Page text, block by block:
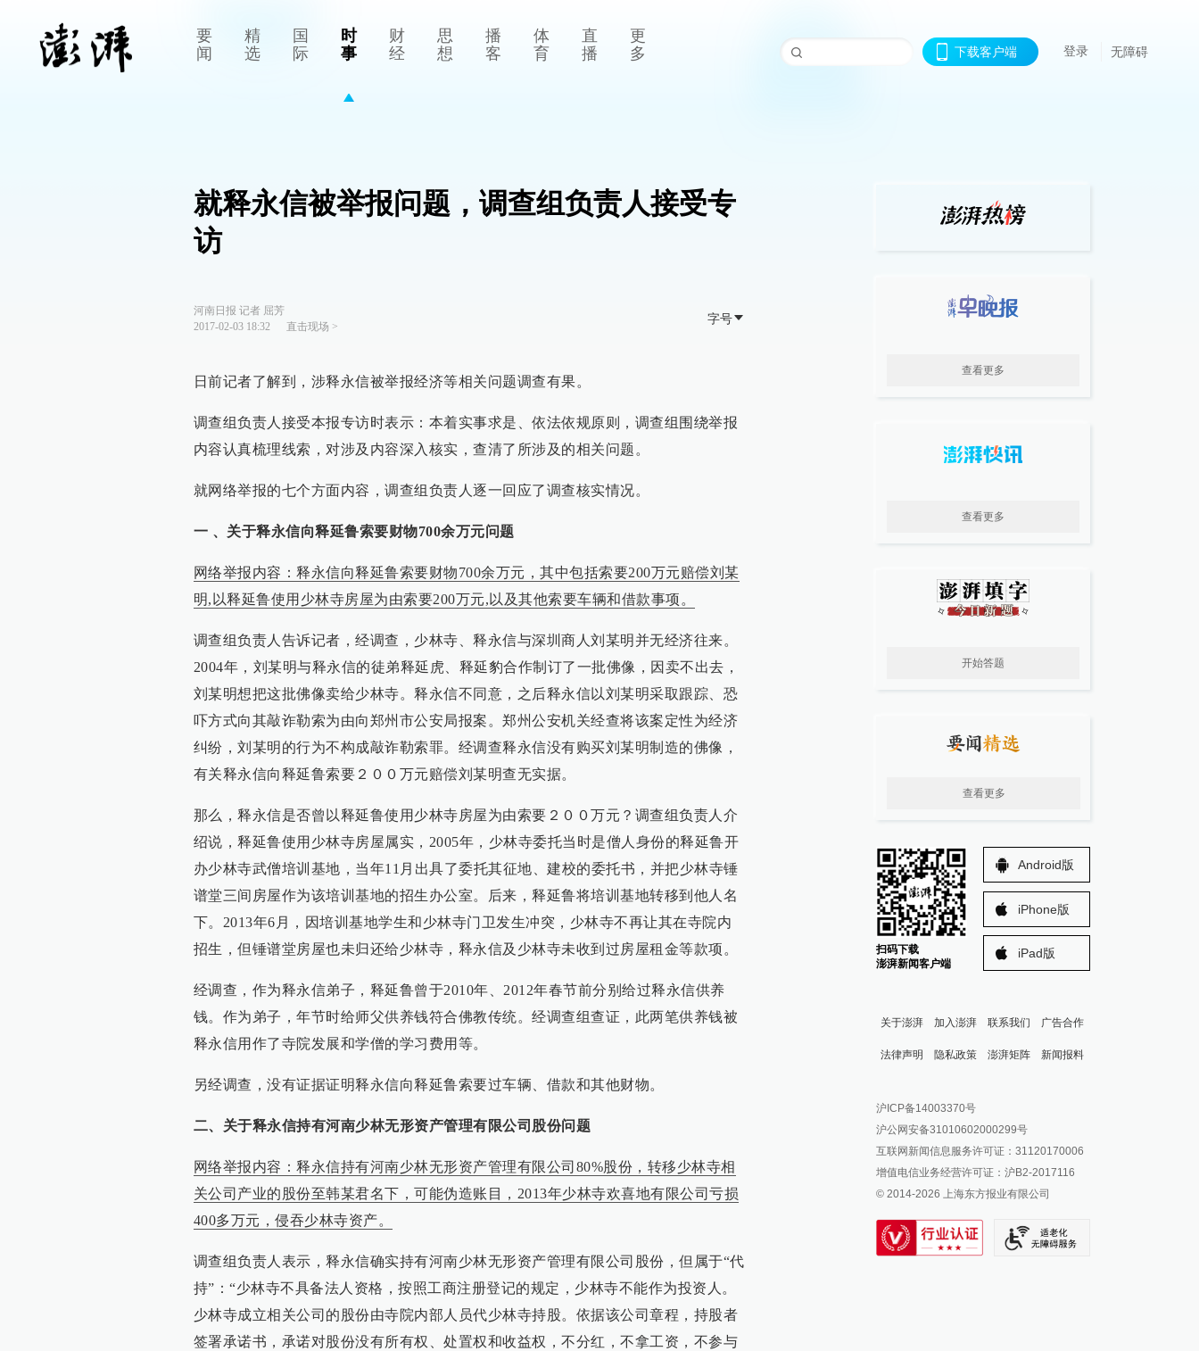
要
闻
精
选
国
际
时
事
财
经
思
想
播
客
体
育
直
播
更
多
下载客户端 登录 无障碍
就释永信被举报问题，调查组负责人接受专
访
河南日报 记者 屈芳
2017-02-03 18:32
直击现场 >
字号
日前记者了解到，涉释永信被举报经济等相关问题调查有果。
调查组负责人接受本报专访时表示：本着实事求是、依法依规原则，调查组围绕举报
内容认真梳理线索，对涉及内容深入核实，查清了所涉及的相关问题。
就网络举报的七个方面内容，调查组负责人逐一回应了调查核实情况。
一 、关于释永信向释延鲁索要财物700余万元问题
网络举报内容：释永信向释延鲁索要财物700余万元，其中包括索要200万元赔偿刘某
明,以释延鲁使用少林寺房屋为由索要200万元,以及其他索要车辆和借款事项。
调查组负责人告诉记者，经调查，少林寺、释永信与深圳商人刘某明并无经济往来。
2004年，刘某明与释永信的徒弟释延虎、释延豹合作制订了一批佛像，因卖不出去，
刘某明想把这批佛像卖给少林寺。释永信不同意，之后释永信以刘某明采取跟踪、恐
吓方式向其敲诈勒索为由向郑州市公安局报案。郑州公安机关经查将该案定性为经济
纠纷，刘某明的行为不构成敲诈勒索罪。经调查释永信没有购买刘某明制造的佛像，
有关释永信向释延鲁索要２００万元赔偿刘某明查无实据。
那么，释永信是否曾以释延鲁使用少林寺房屋为由索要２００万元？调查组负责人介
绍说，释延鲁使用少林寺房屋属实，2005年，少林寺委托当时是僧人身份的释延鲁开
办少林寺武僧培训基地，当年11月出具了委托其征地、建校的委托书，并把少林寺锤
谱堂三间房屋作为该培训基地的招生办公室。后来，释延鲁将培训基地转移到他人名
下。2013年6月，因培训基地学生和少林寺门卫发生冲突，少林寺不再让其在寺院内
招生，但锤谱堂房屋也未归还给少林寺，释永信及少林寺未收到过房屋租金等款项。
经调查，作为释永信弟子，释延鲁曾于2010年、2012年春节前分别给过释永信供养
钱。作为弟子，年节时给师父供养钱符合佛教传统。经调查组查证，此两笔供养钱被
释永信用作了寺院发展和学僧的学习费用等。
另经调查，没有证据证明释永信向释延鲁索要过车辆、借款和其他财物。
二、关于释永信持有河南少林无形资产管理有限公司股份问题
网络举报内容：释永信持有河南少林无形资产管理有限公司80%股份，转移少林寺相
关公司产业的股份至韩某君名下，可能伪造账目，2013年少林寺欢喜地有限公司亏损
400多万元，侵吞少林寺资产。
调查组负责人表示，释永信确实持有河南少林无形资产管理有限公司股份，但属于“代
持”：“少林寺不具备法人资格，按照工商注册登记的规定，少林寺不能作为投资人。
少林寺成立相关公司的股份由寺院内部人员代少林寺持股。依据该公司章程，持股者
签署承诺书，承诺对股份没有所有权、处置权和收益权，不分红，不拿工资，不参与
查看更多
查看更多
开始答题
查看更多
扫码下载
澎湃新闻客户端
Android版
iPhone版
iPad版
关于澎湃 加入澎湃 联系我们 广告合作
法律声明 隐私政策 澎湃矩阵
澎湃新闻公众号
澎湃新闻抖音号
派生万物开放平台
IP SHANGHAI
SIXTH TONE
新闻报料
报料邮箱: news@thepaper.cn
沪ICP备14003370号
沪公网安备31010602000299号
互联网新闻信息服务许可证：31120170006
增值电信业务经营许可证：沪B2-2017116
© 2014-2026 上海东方报业有限公司